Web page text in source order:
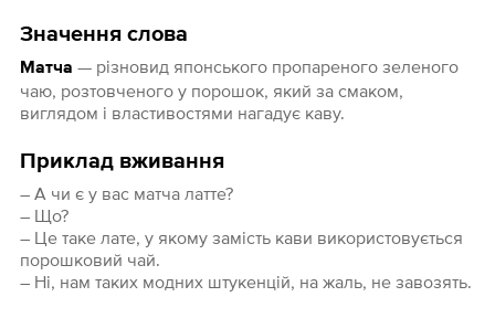
Значення слова
Матча — різновид японського пропареного зеленого
чаю, розтовченого у порошок, який за смаком,
виглядом і властивостями нагадує каву.
Приклад вживання
– А чи є у вас матча латте?
– Що?
– Це таке лате, у якому замість кави використовується
порошковий чай.
– Ні, нам таких модних штукенцій, на жаль, не завозять.